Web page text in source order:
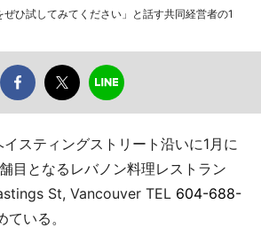
ぜひ試してみてください」と話す共同経営者の1
スティングストリート沿いに1月に
目となるレバノン料理レストラン
St, Vancouver TEL 604-688-
いる。